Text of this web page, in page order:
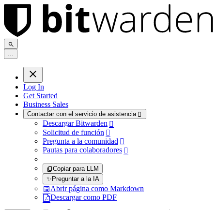
...
Log In
Get Started
Business Sales
Contactar con el servicio de asistencia 
Descargar Bitwarden 
Solicitud de función 
Pregunta a la comunidad 
Pautas para colaboradores 
Copiar para LLM
✨Preguntar a la IA
Abrir página como Markdown
Descargar como PDF